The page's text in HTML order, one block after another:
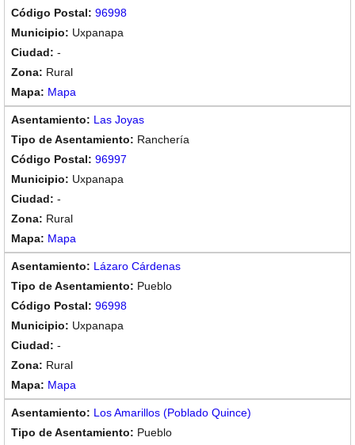
96998
Uxpanapa
-
Rural
Mapa
Las Joyas
Ranchería
96997
Uxpanapa
-
Rural
Mapa
Lázaro Cárdenas
Pueblo
96998
Uxpanapa
-
Rural
Mapa
Los Amarillos (Poblado Quince)
Pueblo